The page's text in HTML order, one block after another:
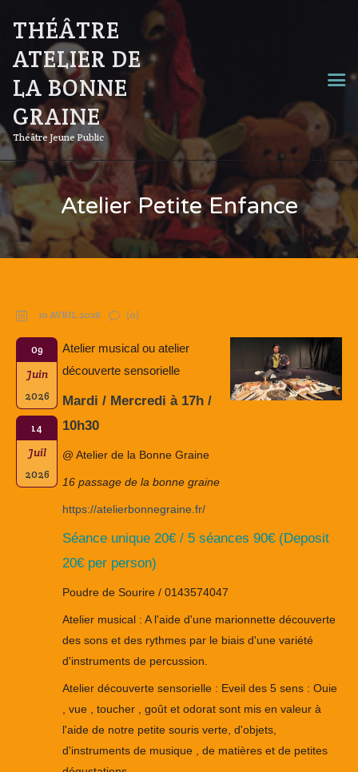
THÉÂTRE
ATELIER DE
LA BONNE
GRAINE
Théâtre Jeune Public
Atelier Petite Enfance
10 AVRIL 2026 (0)
09
Juin
2026
14
Juil
2026
Atelier musical ou atelier
découverte sensorielle
Mardi / Mercredi à 17h /
10h30
@ Atelier de la Bonne Graine
16 passage de la bonne graine
https://atelierbonnegraine.fr/
Séance unique 20€ / 5 séances 90€ (Deposit
20€ per person)
Poudre de Sourire / 0143574047
Atelier musical : A l'aide d'une marionnette découverte
des sons et des rythmes par le biais d'une variété
d'instruments de percussion.
Atelier découverte sensorielle : Eveil des 5 sens : Ouie
, vue , toucher , goût et odorat sont mis en valeur à
l'aide de notre petite souris verte, d'objets,
d'instruments de musique , de matières et de petites